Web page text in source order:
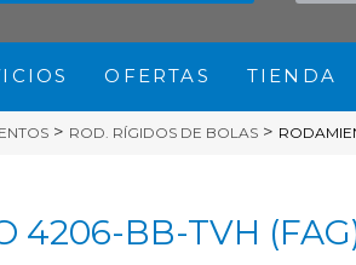
OFERTAS TIENDA
> ROD. RÍGIDOS DE BOLAS >
4206-BB-TVH